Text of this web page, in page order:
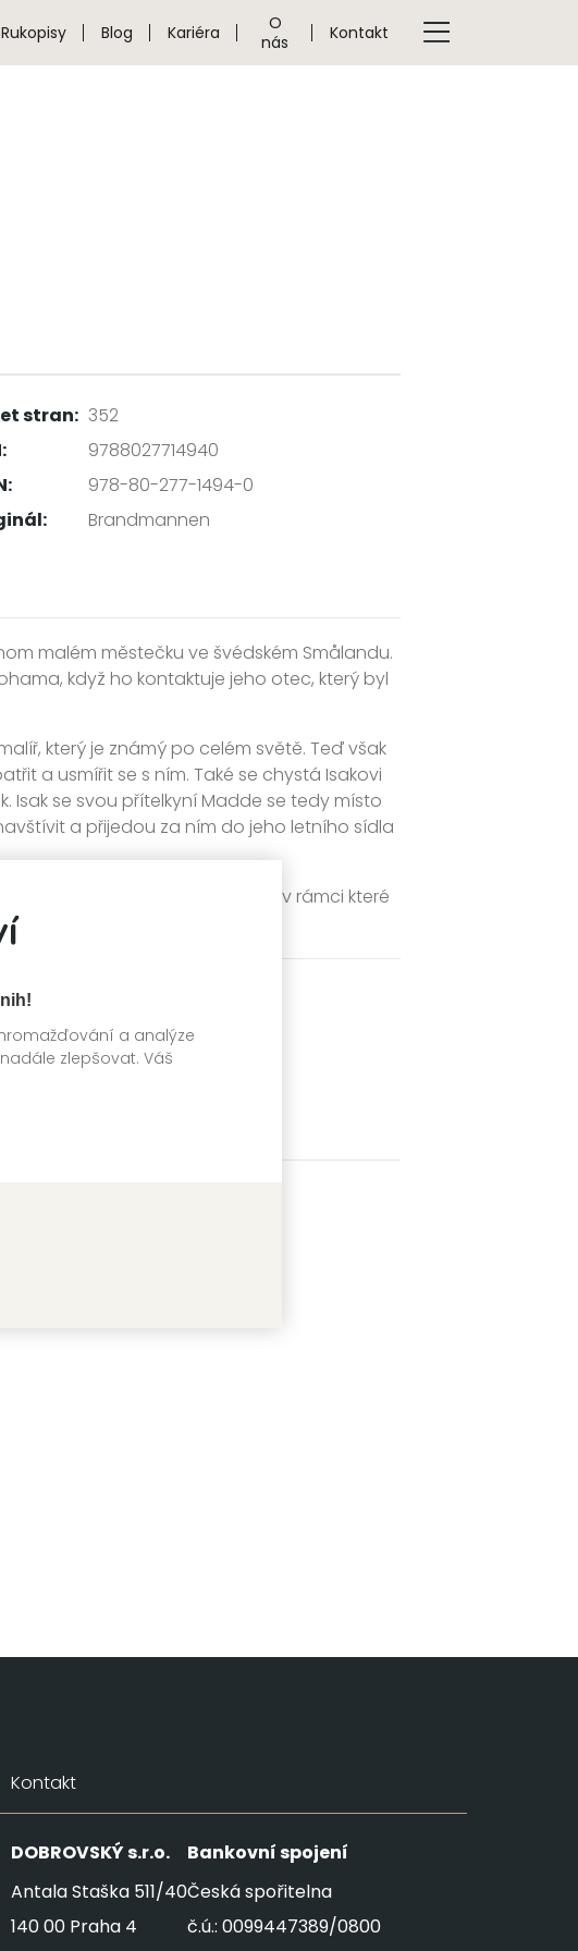
a analýze
zlepšovat. Váš
Rukopisy Blog Kariéra
O
nás
Kontakt
stran: 352
9788027714940
978-80-277-1494-0
Brandmannen
malém městečku ve švédském Smålandu.
když ho kontaktuje jeho otec, který byl
který je známý po celém světě. Teď však
a usmířit se s ním. Také se chystá Isakovi
se svou přítelkyní Madde se tedy místo
a přijedou za ním do jeho letního sídla
psychologickou hru, v rámci které
hru na život a na smrt.
‣
Kontakt
DOBROVSKÝs.r.o.
Antala Staška 511/40
140 00 Praha 4
Bankovní spojení
Česká spořitelna
č.ú.: 0099447389/0800